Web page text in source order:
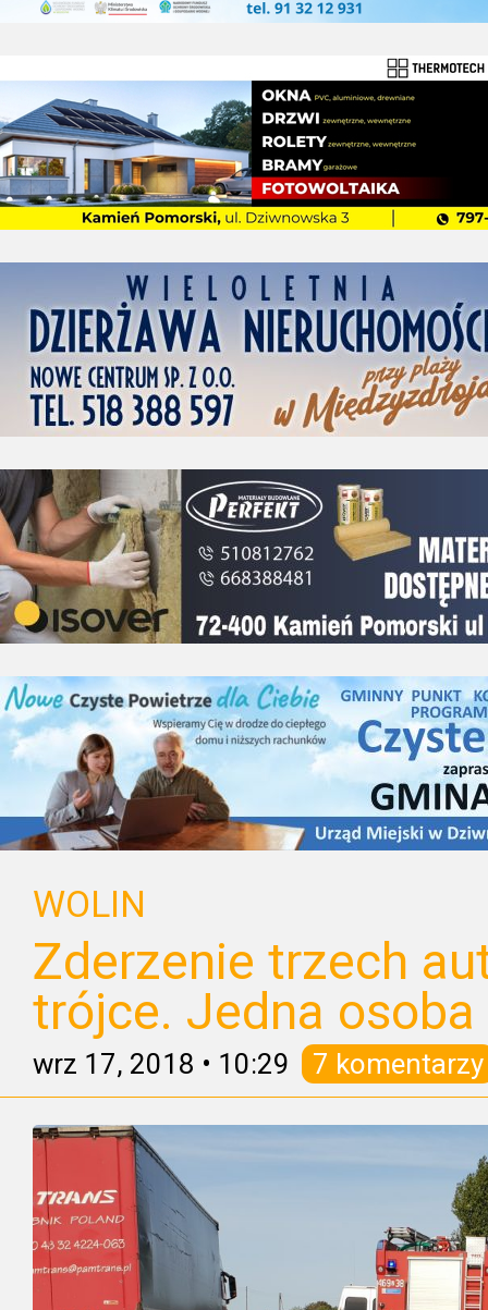
WOLIN
Zderzenie trzech
trójce. Jedna
wrz 17, 2018 • 10:29 7 komentarzy